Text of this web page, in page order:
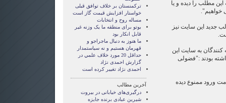
مطلب را دیده و یا
خواهیم".
جدید این سایت نیز
به سایت این
بودند :"فضولی
ورود ممنوع دیده
ترکمنستان بر خلاف توافق قبلی
خواستار افزایش قیمت گاز است
مساله روح و انتخابات
بوتو برای منطقه ما یک وزنه غیر
قابل انکار بود
ما هنوز به دنبال ماجراجو و
قهرمان هستيم و نه سياستمدار
حداقل 20 مورد خلاف علمي در
گزارش احمدی نژاد
احمدی نژاد تغییر کرده است
آخرین مطالب
درگیری‌های خیابانی در بیروت
شیرین عبادی برنده جایزه